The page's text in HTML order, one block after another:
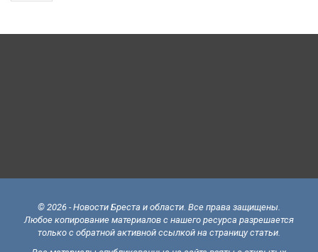
© 2026 - Новости Бреста и области. Все права защищены.
Любое копирование материалов с нашего ресурса разрешается
только с обратной активной ссылкой на страницу статьи.